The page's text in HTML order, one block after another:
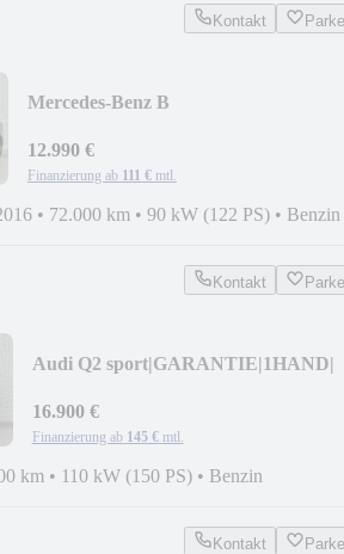
Kontakt
Mercedes-Benz B
12.990 €
Finanzierung ab 111 € mtl.
• 72.000 km • 90 kW (122 PS) • Benzin
Kontakt
Audi Q2 sport|GARANTIE|1HAND|
16.900 €
Finanzierung ab 145 € mtl.
km • 110 kW (150 PS) • Benzin
Kontakt